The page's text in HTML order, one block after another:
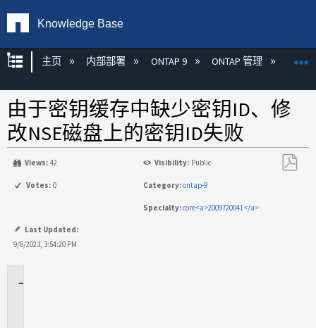
Knowledge Base
扩展/隐缩全局层次
主页 内部部署 ONTAP 9 ONTAP 管理 加密
由于密钥缓存中缺少密钥ID、修
改NSE磁盘上的密钥ID失败
Views: 42 Visibility: Public
Votes: 0 Category:ontap-9
Specialty:core<a>2009720041</a>
Last Updated:
9/6/2023, 3:54:20 PM